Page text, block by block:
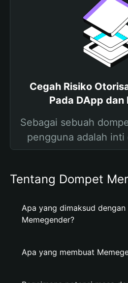
Cegah Risiko
Pada DApp dan
Sebagai sebuah
pengguna adalah inti
Tentang Dompet
Apa yang dimaksud
Memegender?
Apa yang membuat